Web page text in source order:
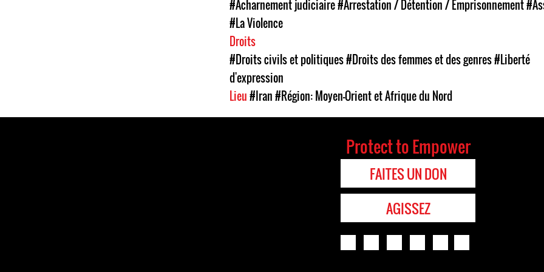
#Acharnement judiciaire#Arrestation / Détention / Emprisonnement
#La Violence
Droits
#Droits civils et politiques#Droits des femmes et des genres#Liberté
d'expression
Lieu#Iran#Région: Moyen-Orient et Afrique du Nord
Protect to Empower
FAITES UN DON
AGISSEZ